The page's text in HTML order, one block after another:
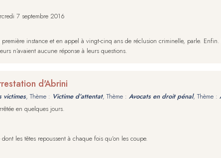
7 septembre 2016
instance et en appel à vingt-cinq ans de réclusion criminelle, parle. Enfin.
n’avaient aucune réponse à leurs questions.
d'Abrini
victimes, Thème : Victime d’attentat, Thème : Avocats en droit pénal, Thème :
en quelques jours.
les têtes repoussent à chaque fois qu’on les coupe.